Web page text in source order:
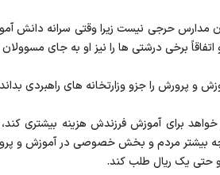
مدارس حرجی نیست زیرا وقتی سرانه
اتفاقاً برخی درشتی ها را نیز او به جای
و پرورش را جزو وزارتخانه های راهبردی
برای آموزش فرزندش هزینه بیشتری
حتی یک ریال طلب کند.